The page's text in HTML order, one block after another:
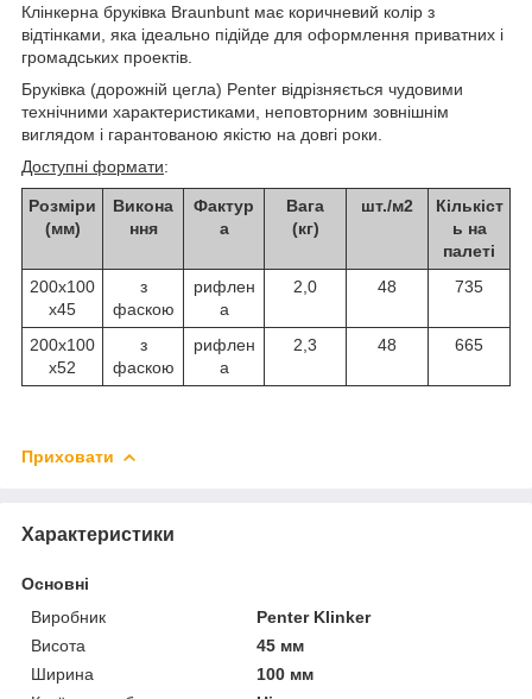
Клінкерна бруківка Braunbunt має коричневий колір з
відтінками, яка ідеально підійде для оформлення приватних і
громадських проектів.
Бруківка (дорожній цегла) Penter відрізняється чудовими
технічними характеристиками, неповторним зовнішнім
виглядом і гарантованою якістю на довгі роки.
Доступні формати:
Розміри
(мм)
Викона
ння
Фактур
а
Вага
(кг)
шт./м2
Кількіст
ь на
палеті
200х100
х45
з
фаскою
рифлен
а
2,0 48 735
200x100
x52
з
фаскою
рифлен
а
2,3 48 665
Приховати
Характеристики
Основні
Виробник
Penter Klinker
Висота
45 мм
Ширина
100 мм